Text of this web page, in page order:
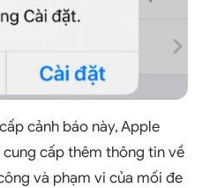
cảnh báo này, Apple
cấp thêm thông tin về
và phạm vi của mối đe